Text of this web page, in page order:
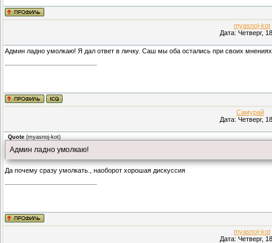
myasnoj-kot
Дата: Четверг,
Админ ладно умолкаю! Я дал ответ в личку. Саш мы оба остались при своих
Самурай
Дата: Четверг,
Quote (myasnoj-kot)
Админ ладно умолкаю!
Да почему сразу умолкать., наоборот хорошая дискуссия
myasnoj-kot
Дата: Четверг,